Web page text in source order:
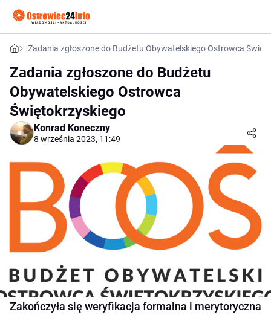
Zadania zgłoszone do Budżetu Obywatelskiego Ostrowca
Zadania zgłoszone do Budżetu
Obywatelskiego Ostrowca
Świętokrzyskiego
Konrad Koneczny
8 września 2023, 11:49
Zakończyła się weryfikacja formalna i merytoryczna